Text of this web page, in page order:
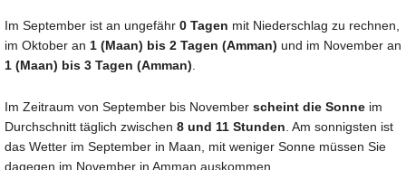
Im September ist an ungefähr 0 Tagen mit Niederschlag zu rechnen,
im Oktober an 1 (Maan) bis 2 Tagen (Amman) und im November an
1 (Maan) bis 3 Tagen (Amman)
Im Zeitraum von September bis November scheint die Sonne im
Durchschnitt täglich zwischen 8 und 11 Stunden . Am sonnigsten ist
das Wetter im September in Maan, mit weniger Sonne müssen Sie
dagegen im November in Amman auskommen.